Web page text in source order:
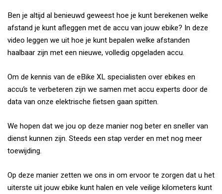
Ben je altijd al benieuwd geweest hoe je kunt berekenen welke
afstand je kunt afleggen met de accu van jouw ebike? In deze
video leggen we uit hoe je kunt bepalen welke afstanden
haalbaar zijn met een nieuwe, volledig opgeladen accu.
Om de kennis van de eBike XL specialisten over ebikes en
accu’s te verbeteren zijn we samen met accu experts door de
data van onze elektrische fietsen gaan spitten.
We hopen dat we jou op deze manier nog beter en sneller van
dienst kunnen zijn. Steeds een stap verder en met nog meer
toewijding.
Op deze manier zetten we ons in om ervoor te zorgen dat u het
uiterste uit jouw ebike kunt halen en vele veilige kilometers kunt